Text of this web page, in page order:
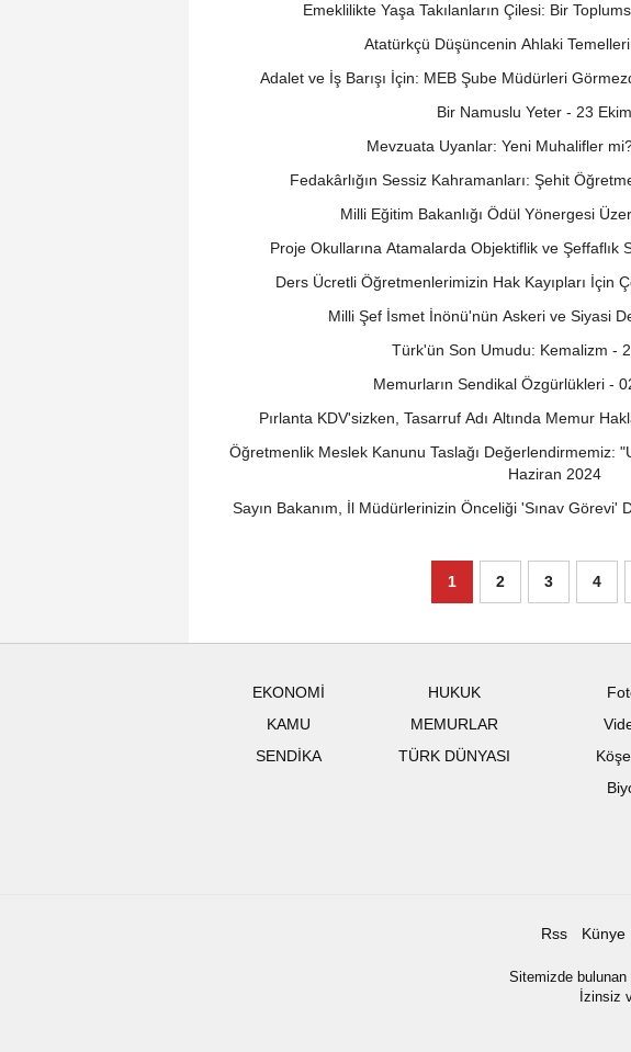
Emeklilikte Yaşa Takılanların Çilesi: Bir
Atatürkçü Düşüncenin Ahlaki
Adalet ve İş Barışı İçin: MEB Şube Müdürleri
Bir Namuslu Yeter - 23
Mevzuata Uyanlar: Yeni Muhalifler
Fedakârlığın Sessiz Kahramanları: Şehit
Milli Eğitim Bakanlığı Ödül Yönergesi
Proje Okullarına Atamalarda Objektiflik ve Şeffaflık
Ders Ücretli Öğretmenlerimizin Hak Kayıpları İçin
Milli Şef İsmet İnönü'nün Askeri ve Siyasi
Türk'ün Son Umudu: Kemalizm -
Memurların Sendikal Özgürlükleri -
Pırlanta KDV'sizken, Tasarruf Adı Altında Memur
Öğretmenlik Meslek Kanunu Taslağı Değerlendirmemiz:
Haziran 2024
Sayın Bakanım, İl Müdürlerinizin Önceliği 'Sınav Görevi'
1 2 3 4
EKONOMİ
HUKUK
KAMU
MEMURLAR
SENDİKA
TÜRK DÜNYASI
Rss Künye
Sitemizde bulunan
İzinsiz